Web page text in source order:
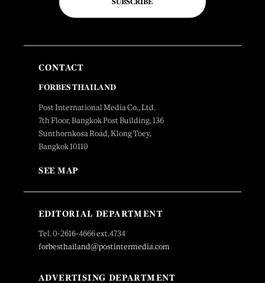
SUBSCRIBE
CONTACT
FORBES THAILAND
Post International Media Co., Ltd.
7th Floor, Bangkok Post Building, 136
Sunthornkosa Road, Klong Toey,
Bangkok 10110
SEE MAP
EDITORIAL DEPARTMENT
Tel. 0-2616-4666 ext.4734
forbesthailand@postintermedia.com
ADVERTISING DEPARTMENT